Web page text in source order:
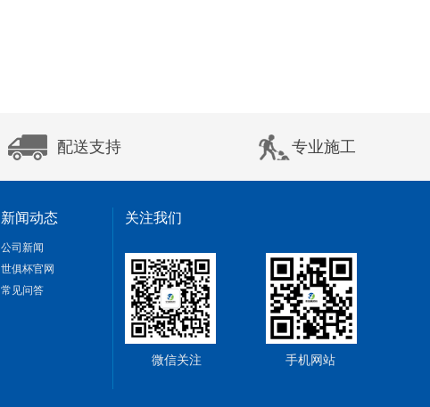
配送支持 专业施工
新闻动态
公司新闻
世俱杯官网
常见问答
关注我们
微信关注 手机网站